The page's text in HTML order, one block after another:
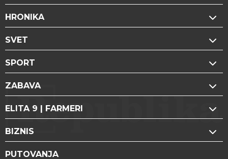
HRONIKA
SVET
SPORT
ZABAVA
ELITA 9 | FARMERI
BIZNIS
PUTOVANJA